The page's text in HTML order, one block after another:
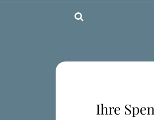
Ihre